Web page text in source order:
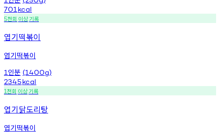
701 kcal
5천회 이상기록
엽기떡볶이
엽기떡볶이
1 인분 (1400g)
2345kcal
1천회 이상기록
엽기닭도리탕
엽기떡볶이